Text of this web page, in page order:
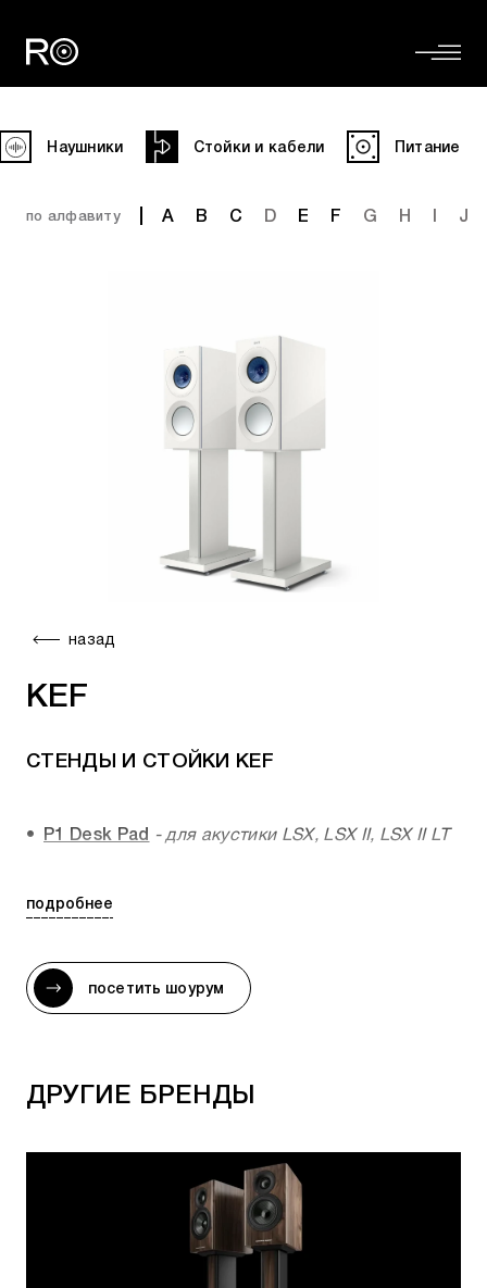
Наушники Стойки и кабели Питание
по алфавиту A B C D E F G H J
назад
KEF
СТЕНДЫ И СТОЙКИ KEF
P1 Desk Pad - для акустики LSX, LSX II, LSX II LT
LT
Wireless II
S3 Floor Stand - для акустики R3, R3 Meta
Reference 4c Stand - для акустики Reference 4c
- для акустики серии T
подробнее
посетить шоурум
ДРУГИЕ БРЕНДЫ